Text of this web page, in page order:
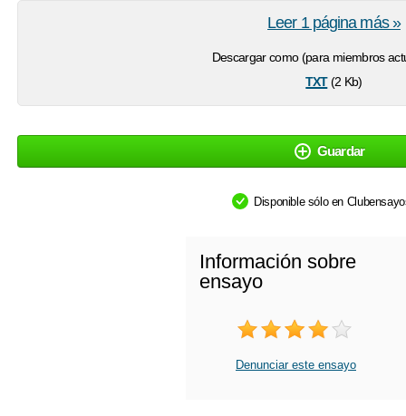
Descargar como (para miembros
txt(2 Kb)
Leer 1 página más »
Guardar
Disponible sólo en
Información sobre
ensayo
Denunciar este ensayo